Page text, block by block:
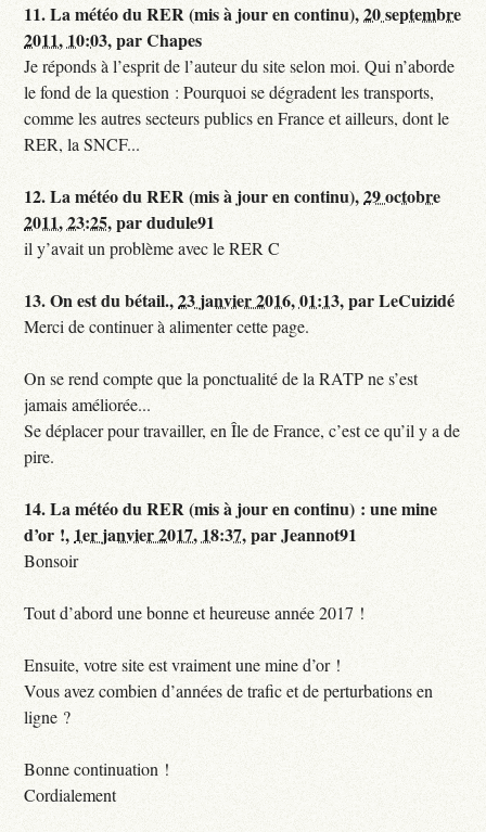
11.La météo du RER (mis à jour en continu),20 septembre
2011, 10:03,parChapes
Je réponds à l’esprit de l’auteur du site selon moi. Qui n’aborde
le fond de la question : Pourquoi se dégradent les transports,
comme les autres secteurs publics en France et ailleurs, dont le
RER, la SNCF...
12.La météo du RER (mis à jour en continu),29 octobre
2011, 23:25,pardudule91
il y’avait un problème avec le RER C
13.On est du bétail.,23 janvier 2016, 01:13,parLeCuizidé
Merci de continuer à alimenter cette page.
On se rend compte que la ponctualité de la RATP ne s’est
jamais améliorée...
Se déplacer pour travailler, en Île de France, c’est ce qu’il y a de
pire.
14.La météo du RER (mis à jour en continu) : une mine
d’or !, 1er janvier 2017, 18:37,parJeannot91
Bonsoir
Tout d’abord une bonne et heureuse année 2017 !
Ensuite, votre site est vraiment une mine d’or !
Vous avez combien d’années de trafic et de perturbations en
ligne ?
Bonne continuation !
Cordialement